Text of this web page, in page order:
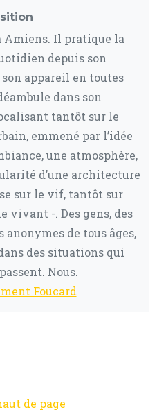
Amiens. Il pratique la
depuis son
appareil en toutes
dans son
tantôt sur le
emmené par l’idée
une atmosphère,
d’une architecture
sur le vif, tantôt sur
vivant -. Des gens, des
anonymes de tous âges,
des situations qui
Nous.
Foucard
de page